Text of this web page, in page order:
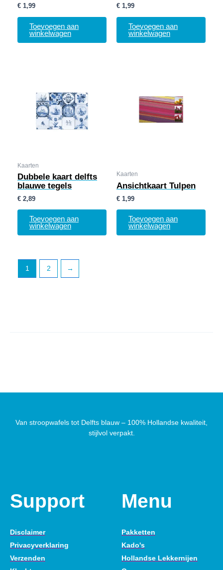
€ 1,99
Toevoegen aan
winkelwagen
€ 1,99
Toevoegen aan
winkelwagen
Kaarten
Dubbele kaart delfts
blauwe tegels
€ 2,89
Toevoegen aan
winkelwagen
Kaarten
Ansichtkaart Tulpen
€ 1,99
Toevoegen aan
winkelwagen
1 2 →
Van stroopwafels tot Delfts blauw – 100% Hollandse kwaliteit,
stijlvol verpakt.
Support
Disclaimer
Privacyverklaring
Verzenden
Menu
Pakketten
Kado's
Hollandse Lekkernijen